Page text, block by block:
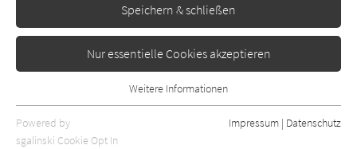
Standard
Alle Altersgruppen anzeigen
Speichern & schließen
Nur essentielle Cookies akzeptieren
Essentielle Cookies werden für grundlegende Funktionen der
Webseite benötigt. Dadurch ist gewährleistet, dass die Webseite
Weitere Informationen
Powered by
sgalinski Cookie Opt In
Impressum | Datenschutz